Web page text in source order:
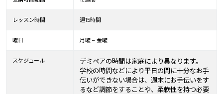
レッスン時間 週15時間
曜日 月曜 – 金曜
スケジュール
デミペアの時間は家庭により異なります。
学校の時間などにより平日の間に十分なお手
伝いができない場合は、週末にお手伝いをす
るなど調節をすることや、柔軟性を持つ必要